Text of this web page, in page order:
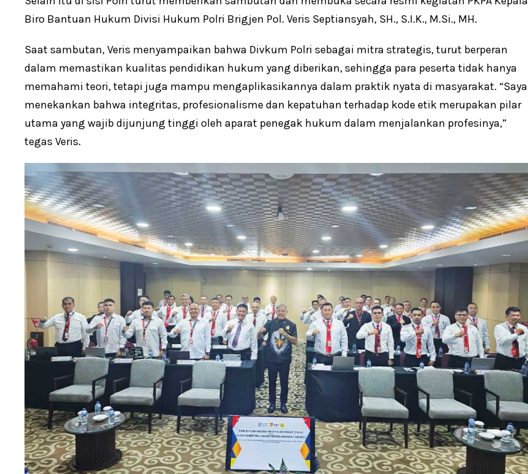
Biro Bantuan Hukum Divisi Hukum Polri Brigjen Pol. Veris Septiansyah, SH., S.I.K., M.Si., MH.
Saat sambutan, Veris menyampaikan bahwa Divkum Polri sebagai mitra strategis, turut berperan
dalam memastikan kualitas pendidikan hukum yang diberikan, sehingga para peserta tidak hanya
memahami teori, tetapi juga mampu mengaplikasikannya dalam praktik nyata di masyarakat. “Saya
menekankan bahwa integritas, profesionalisme dan kepatuhan terhadap kode etik merupakan pilar
utama yang wajib dijunjung tinggi oleh aparat penegak hukum dalam menjalankan profesinya,”
tegas Veris.